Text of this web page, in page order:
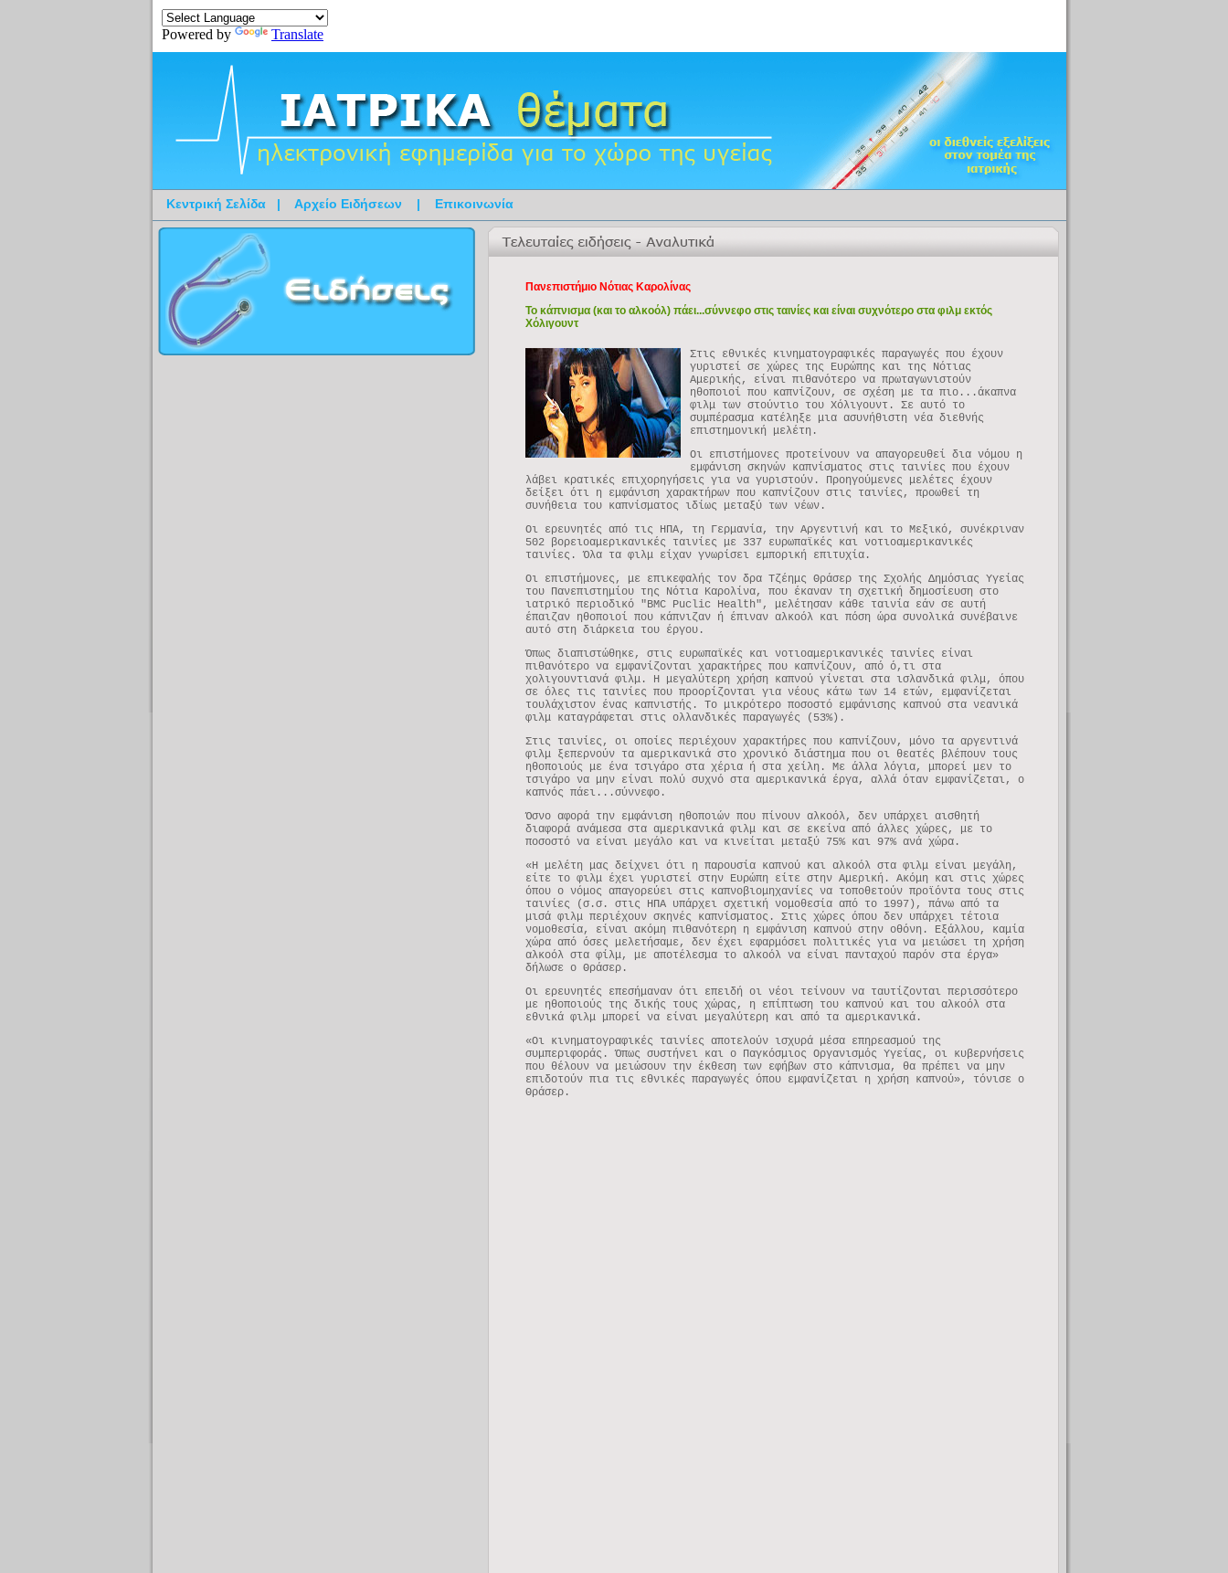
Powered by Translate
Κεντρική Σελίδα | Αρχείο Ειδήσεων | Επικοινωνία
Πανεπιστήμιο Νότιας Καρολίνας
Το κάπνισμα (και το αλκοόλ) πάει...σύννεφο στις ταινίες και είναι συχνότερο στα φιλμ εκτός
Χόλιγουντ
Στις εθνικές κινηματογραφικές παραγωγές που έχουν
γυριστεί σε χώρες της Ευρώπης και της Νότιας
Αμερικής, είναι πιθανότερο να πρωταγωνιστούν
ηθοποιοί που καπνίζουν, σε σχέση με τα πιο...άκαπνα
φιλμ των στούντιο του Χόλιγουντ. Σε αυτό το
συμπέρασμα κατέληξε μια ασυνήθιστη νέα διεθνής
επιστημονική μελέτη.
Οι επιστήμονες προτείνουν να απαγορευθεί δια νόμου η
εμφάνιση σκηνών καπνίσματος στις ταινίες που έχουν
λάβει κρατικές επιχορηγήσεις για να γυριστούν. Προηγούμενες μελέτες έχουν
δείξει ότι η εμφάνιση χαρακτήρων που καπνίζουν στις ταινίες, προωθεί τη
συνήθεια του καπνίσματος ιδίως μεταξύ των νέων.
Οι ερευνητές από τις ΗΠΑ, τη Γερμανία, την Αργεντινή και το Μεξικό, συνέκριναν
502 βορειοαμερικανικές ταινίες με 337 ευρωπαϊκές και νοτιοαμερικανικές
ταινίες. Όλα τα φιλμ είχαν γνωρίσει εμπορική επιτυχία.
Οι επιστήμονες, με επικεφαλής τον δρα Τζέημς Θράσερ της Σχολής Δημόσιας Υγείας
του Πανεπιστημίου της Νότια Καρολίνα, που έκαναν τη σχετική δημοσίευση στο
ιατρικό περιοδικό "BMC Puclic Health", μελέτησαν κάθε ταινία εάν σε αυτή
έπαιζαν ηθοποιοί που κάπνιζαν ή έπιναν αλκοόλ και πόση ώρα συνολικά συνέβαινε
αυτό στη διάρκεια του έργου.
Όπως διαπιστώθηκε, στις ευρωπαϊκές και νοτιοαμερικανικές ταινίες είναι
πιθανότερο να εμφανίζονται χαρακτήρες που καπνίζουν, από ό,τι στα
χολιγουντιανά φιλμ. Η μεγαλύτερη χρήση καπνού γίνεται στα ισλανδικά φιλμ, όπου
σε όλες τις ταινίες που προορίζονται για νέους κάτω των 14 ετών, εμφανίζεται
τουλάχιστον ένας καπνιστής. Το μικρότερο ποσοστό εμφάνισης καπνού στα νεανικά
φιλμ καταγράφεται στις ολλανδικές παραγωγές (53%).
Στις ταινίες, οι οποίες περιέχουν χαρακτήρες που καπνίζουν, μόνο τα αργεντινά
φιλμ ξεπερνούν τα αμερικανικά στο χρονικό διάστημα που οι θεατές βλέπουν τους
ηθοποιούς με ένα τσιγάρο στα χέρια ή στα χείλη. Με άλλα λόγια, μπορεί μεν το
τσιγάρο να μην είναι πολύ συχνό στα αμερικανικά έργα, αλλά όταν εμφανίζεται, ο
καπνός πάει...σύννεφο.
Όσνο αφορά την εμφάνιση ηθοποιών που πίνουν αλκοόλ, δεν υπάρχει αισθητή
διαφορά ανάμεσα στα αμερικανικά φιλμ και σε εκείνα από άλλες χώρες, με το
ποσοστό να είναι μεγάλο και να κινείται μεταξύ 75% και 97% ανά χώρα.
«Η μελέτη μας δείχνει ότι η παρουσία καπνού και αλκοόλ στα φιλμ είναι μεγάλη,
είτε το φιλμ έχει γυριστεί στην Ευρώπη είτε στην Αμερική. Ακόμη και στις χώρες
όπου ο νόμος απαγορεύει στις καπνοβιομηχανίες να τοποθετούν προϊόντα τους στις
ταινίες (σ.σ. στις ΗΠΑ υπάρχει σχετική νομοθεσία από το 1997), πάνω από τα
μισά φιλμ περιέχουν σκηνές καπνίσματος. Στις χώρες όπου δεν υπάρχει τέτοια
νομοθεσία, είναι ακόμη πιθανότερη η εμφάνιση καπνού στην οθόνη. Εξάλλου, καμία
χώρα από όσες μελετήσαμε, δεν έχει εφαρμόσει πολιτικές για να μειώσει τη χρήση
αλκοόλ στα φίλμ, με αποτέλεσμα το αλκοόλ να είναι πανταχού παρόν στα έργα»
δήλωσε ο Θράσερ.
Οι ερευνητές επεσήμαναν ότι επειδή οι νέοι τείνουν να ταυτίζονται περισσότερο
με ηθοποιούς της δικής τους χώρας, η επίπτωση του καπνού και του αλκοόλ στα
εθνικά φιλμ μπορεί να είναι μεγαλύτερη και από τα αμερικανικά.
«Οι κινηματογραφικές ταινίες αποτελούν ισχυρά μέσα επηρεασμού της
συμπεριφοράς. Όπως συστήνει και ο Παγκόσμιος Οργανισμός Υγείας, οι κυβερνήσεις
που θέλουν να μειώσουν την έκθεση των εφήβων στο κάπνισμα, θα πρέπει να μην
επιδοτούν πια τις εθνικές παραγωγές όπου εμφανίζεται η χρήση καπνού», τόνισε ο
Θράσερ.